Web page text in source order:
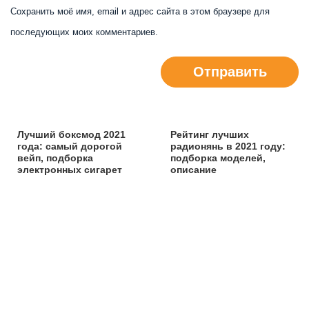
Сохранить моё имя, email и адрес сайта в этом браузере для
последующих моих комментариев.
Отправить
Лучший боксмод 2021
года: самый дорогой
вейп, подборка
электронных сигарет
Рейтинг лучших
радионянь в 2021 году:
подборка моделей,
описание